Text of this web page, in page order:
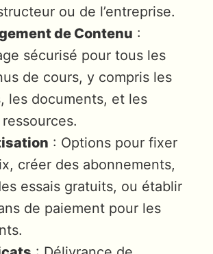
ou de l’entreprise.
de Contenu :
sécurisé pour tous les
de cours, y compris les
les documents, et les
: Options pour fixer
créer des abonnements,
essais gratuits, ou établir
de paiement pour les